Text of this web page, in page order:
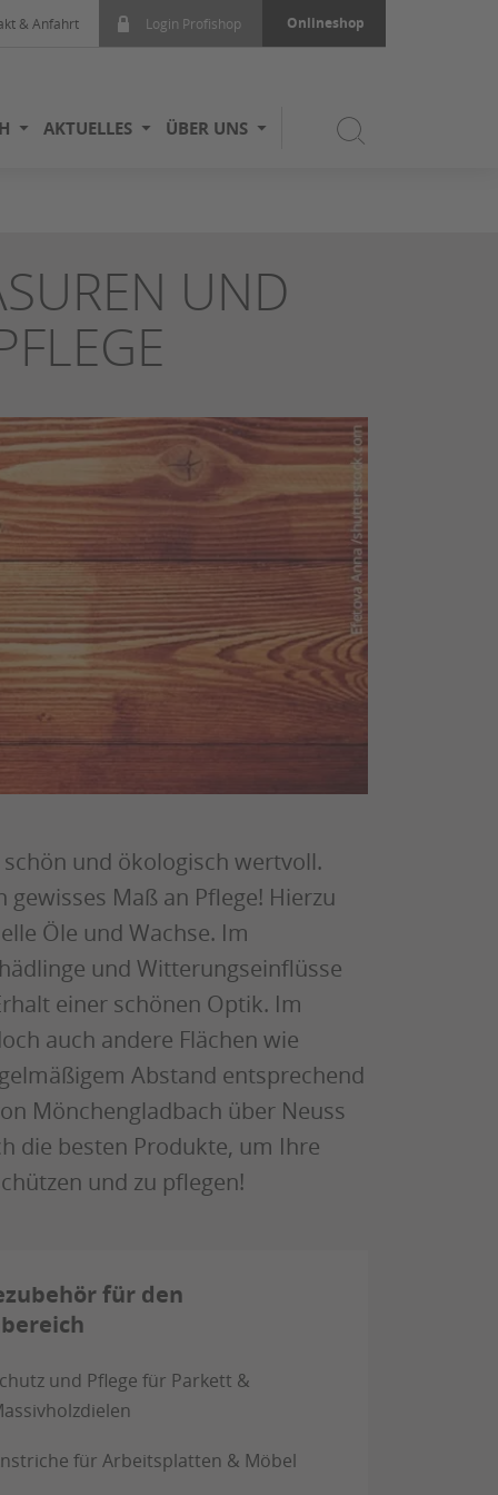
& Anfahrt Login Profishop Onlineshop
AKTUELLES ÜBER UNS
UND
und ökologisch wertvoll.
Maß an Pflege! Hierzu
Öle und Wachse. Im
und Witterungseinflüsse
einer schönen Optik. Im
auch andere Flächen wie
Abstand entsprechend
Mönchengladbach über Neuss
die besten Produkte, um Ihre
und zu pflegen!
für den
und Pflege für Parkett &
für Arbeitsplatten & Möbel